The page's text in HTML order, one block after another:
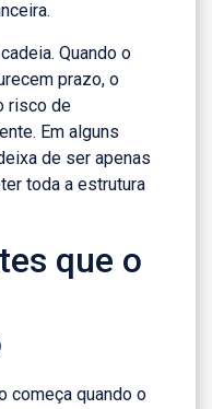
Quando o
prazo, o
risco de
Em alguns
de ser apenas
toda a estrutura
que o
começa quando o